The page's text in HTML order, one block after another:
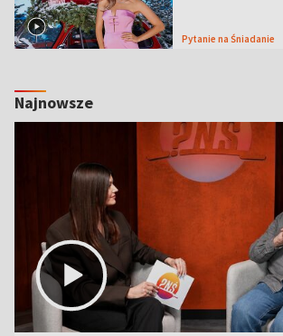
Pytanie na Śniadanie
Najnowsze